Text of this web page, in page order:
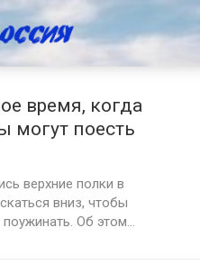
время, когда
могут поесть
верхние полки в
вниз, чтобы
Об этом...